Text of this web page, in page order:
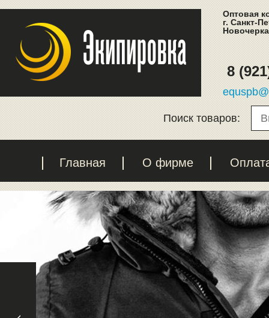
Оптовая
г. Санкт-
8
Поиск товаров:
Главная О фирме